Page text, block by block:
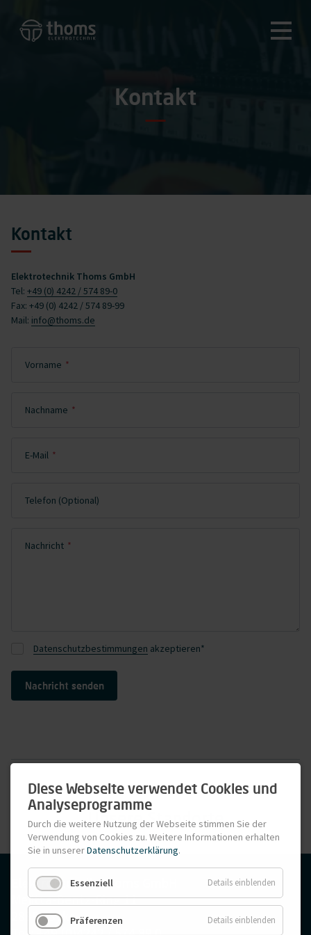
Kontakt
Kontakt
Elektrotechnik Thoms GmbH
Tel: +49 (0) 4242 / 574 89-0
Fax: +49 (0) 4242 / 574 89-99
Mail: info@thoms.de
Pflichtfeld
Vorname *
Pflichtfeld
Nachname *
Pflichtfeld
E-Mail *
Telefon (Optional)
Pflichtfeld
Nachricht *
Datenschutzbestimmungen akzeptieren*
Nachricht senden
Unsere Standorte
Elektrotechnik Thoms GmbH
Melitta-Bentz-Ring 11
28857 Syke
Diese Webseite verwendet Cookies und
Analyseprogramme
Durch die weitere Nutzung der Webseite stimmen Sie der
Verwendung von Cookies zu. Weitere Informationen erhalten
Sie in unsererDatenschutzerklärung.
Essenziell Details einblenden
Präferenzen Details einblenden